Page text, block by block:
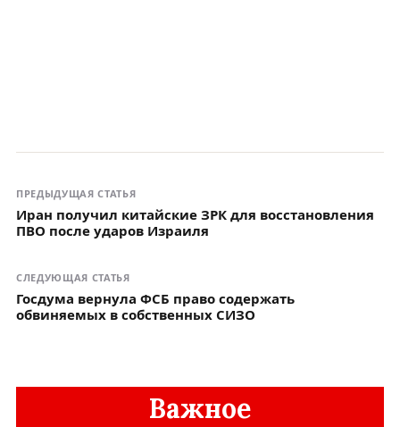
ПРЕДЫДУЩАЯ СТАТЬЯ
Иран получил китайские ЗРК для восстановления
ПВО после ударов Израиля
СЛЕДУЮЩАЯ СТАТЬЯ
Госдума вернула ФСБ право содержать
обвиняемых в собственных СИЗО
Важное